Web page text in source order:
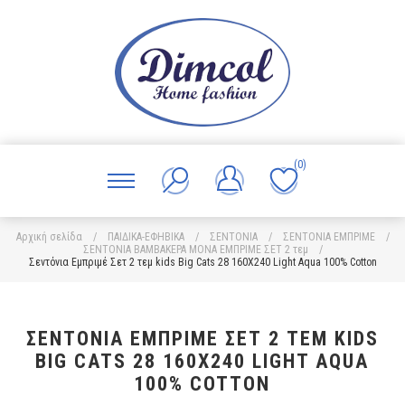
(0)
Αρχική σελίδα / ΠΑΙΔΙΚΑ-ΕΦΗΒΙΚΑ / ΣΕΝΤΟΝΙΑ / ΣΕΝΤΟΝΙΑ ΕΜΠΡΙΜΕ
/
ΣΕΝΤΟΝΙΑ ΒΑΜΒΑΚΕΡΑ ΜΟΝΑ ΕΜΠΡΙΜΕ ΣΕΤ 2 τεμ
/
Σεντόνια Εμπριμέ Σετ 2 τεμ kids Big Cats 28 160X240 Light Aqua 100% Cotton
ΣΕΝΤΌΝΙΑ ΕΜΠΡΙΜΈ ΣΕΤ 2 ΤΕΜ KIDS
BIG CATS 28 160X240 LIGHT AQUA
100% COTTON